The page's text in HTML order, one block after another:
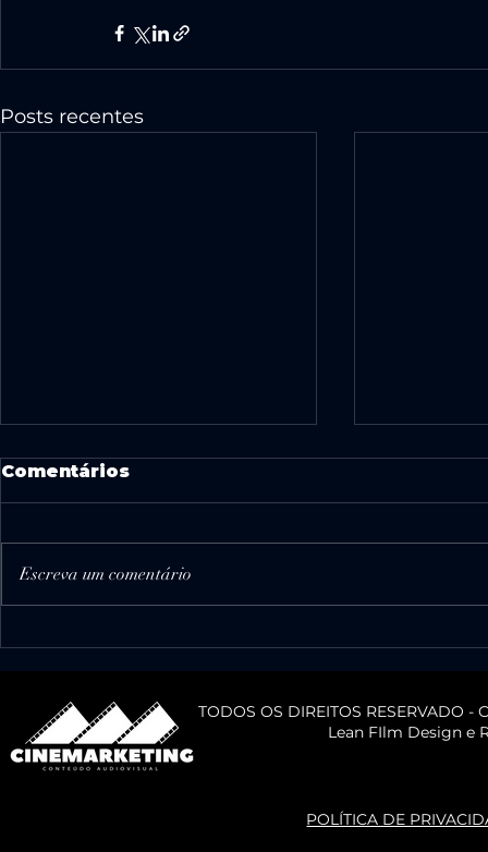
Posts recentes
Comentários
Escreva um comentário
TODOS OS DIREITOS RESERVADO -
Lean FIlm Design e
POLÍTICA DE